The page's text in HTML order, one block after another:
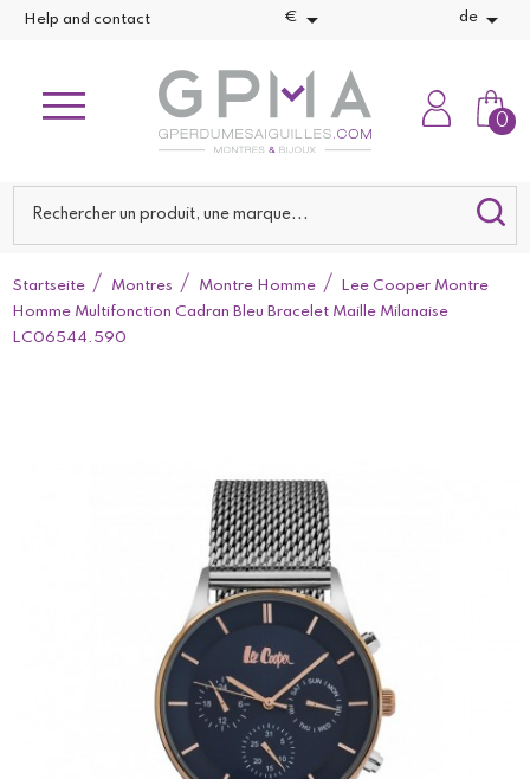
Help and contact €  de 
0
Startseite Montres Montre Homme
Lee Cooper Montre
Homme Multifonction Cadran Bleu Bracelet Maille Milanaise
LC06544.590